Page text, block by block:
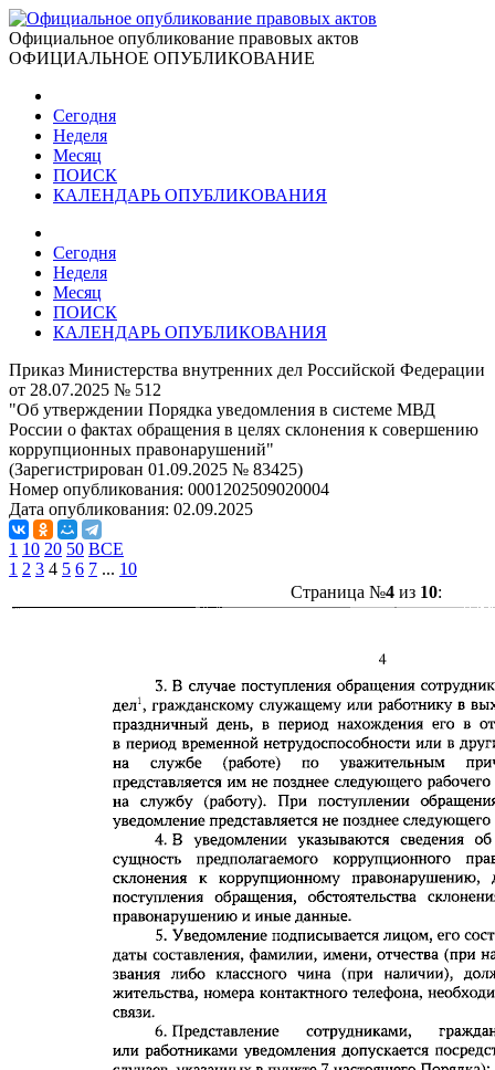
Официальное опубликование правовых актов
ОФИЦИАЛЬНОЕ ОПУБЛИКОВАНИЕ
Сегодня
Неделя
Месяц
ПОИСК
КАЛЕНДАРЬ ОПУБЛИКОВАНИЯ
Сегодня
Неделя
Месяц
ПОИСК
КАЛЕНДАРЬ ОПУБЛИКОВАНИЯ
Приказ Министерства внутренних дел Российской Федерации
от 28.07.2025 № 512
"Об утверждении Порядка уведомления в системе МВД
России о фактах обращения в целях склонения к совершению
коррупционных правонарушений"
(Зарегистрирован 01.09.2025 № 83425)
Номер опубликования: 0001202509020004
Дата опубликования: 02.09.2025
1 10 20 50 ВСЕ
1 2 3 4 5 6 7 ... 10
Страница №4из 10: